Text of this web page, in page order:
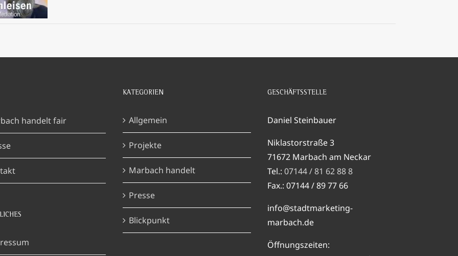
handelt fair
KATEGORIEN
Allgemein
Projekte
Marbach handelt
Presse
Blickpunkt
GESCHÄFTSSTELLE
Daniel Steinbauer
Niklastorstraße 3
71672 Marbach am Neckar
Tel.: 07144 / 81 62 88 8
Fax.: 07144 / 89 77 66
info@stadtmarketing-
marbach.de
Öffnungszeiten: